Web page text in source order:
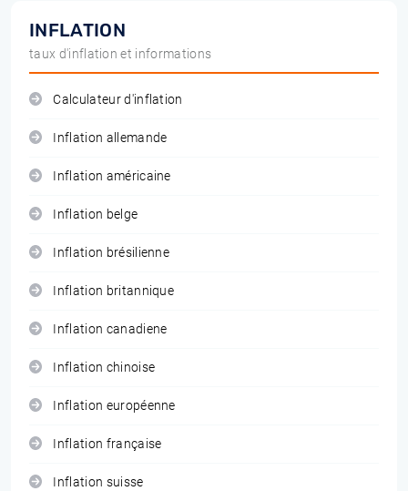
INFLATION
taux d'inflation et informations
Calculateur d'inflation
Inflation allemande
Inflation américaine
Inflation belge
Inflation brésilienne
Inflation britannique
Inflation canadiene
Inflation chinoise
Inflation européenne
Inflation française
Inflation suisse